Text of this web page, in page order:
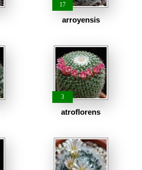
17
arroyensis
3
atroflorens